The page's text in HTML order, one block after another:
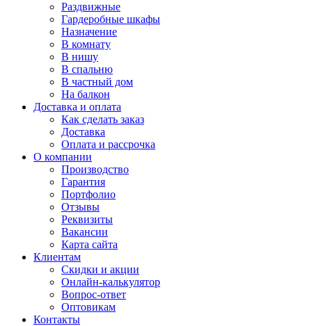
Раздвижные
Гардеробные шкафы
Назначение
В комнату
В нишу
В спальню
В частный дом
На балкон
Доставка и оплата
Как сделать заказ
Доставка
Оплата и рассрочка
О компании
Производство
Гарантия
Портфолио
Отзывы
Реквизиты
Вакансии
Карта сайта
Клиентам
Скидки и акции
Онлайн-калькулятор
Вопрос-ответ
Оптовикам
Контакты